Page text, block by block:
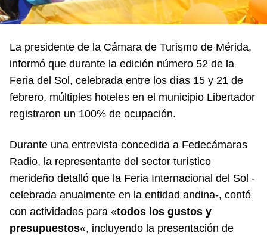
La presidente de la Cámara de Turismo de Mérida,
informó que durante la edición número 52 de la
Feria del Sol, celebrada entre los días 15 y 21 de
febrero, múltiples hoteles en el municipio Libertador
registraron un 100% de ocupación.
Durante una entrevista concedida a Fedecámaras
Radio, la representante del sector turístico
merideño detalló que la Feria Internacional del Sol -
celebrada anualmente en la entidad andina-, contó
con actividades para «todos los gustos y
presupuestos«, incluyendo la presentación de